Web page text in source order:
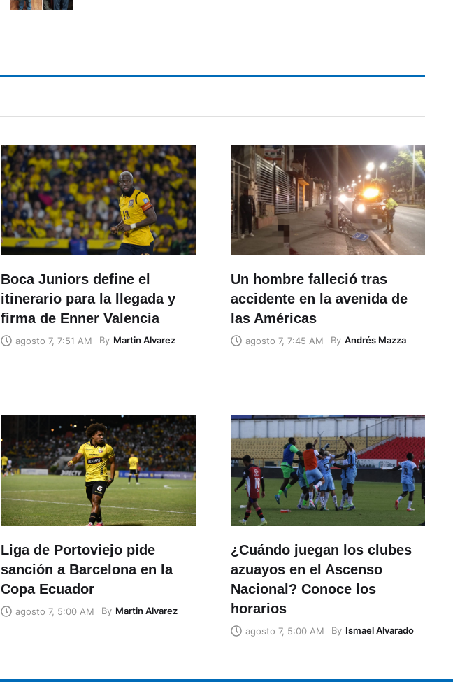
Boca Juniors define el
itinerario para la llegada y
firma de Enner Valencia
agosto 7, 7:51 AM By Martin Alvarez
Un hombre falleció tras
accidente en la avenida de
las Américas
agosto 7, 7:45 AM By Andrés Mazza
Liga de Portoviejo pide
sanción a Barcelona en la
Copa Ecuador
agosto 7, 5:00 AM By Martin Alvarez
¿Cuándo juegan los clubes
azuayos en el Ascenso
Nacional? Conoce los
horarios
agosto 7, 5:00 AM By Ismael Alvarado